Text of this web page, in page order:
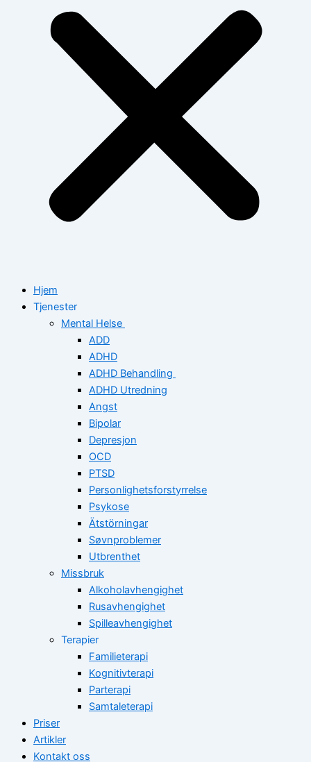
Hjem
Tjenester
Mental Helse
ADD
ADHD
ADHD Behandling
ADHD Utredning
Angst
Bipolar
Depresjon
OCD
PTSD
Personlighetsforstyrrelse
Psykose
Ätstörningar
Søvnproblemer
Utbrenthet
Missbruk
Alkoholavhengighet
Rusavhengighet
Spilleavhengighet
Terapier
Familieterapi
Kognitivterapi
Parterapi
Samtaleterapi
Priser
Artikler
Kontakt oss